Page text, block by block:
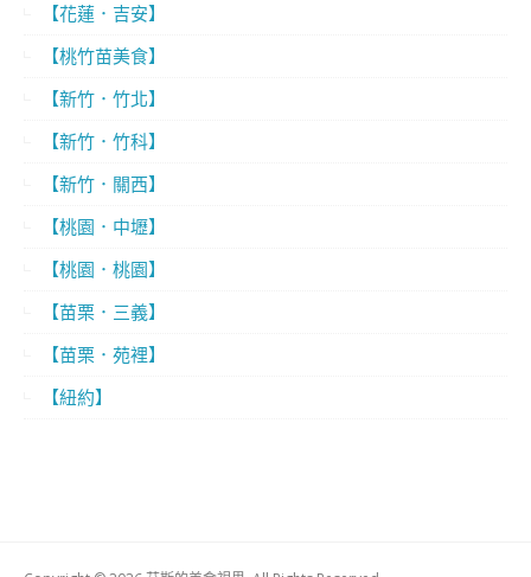
【花蓮．吉安】
【桃竹苗美食】
【新竹．竹北】
【新竹．竹科】
【新竹．關西】
【桃園．中壢】
【桃園．桃園】
【苗栗．三義】
【苗栗．苑裡】
【紐約】